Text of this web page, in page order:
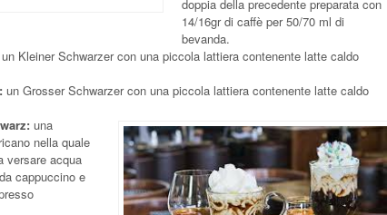
doppia della precedente preparata con
14/16gr di caffè per 50/70 ml di
bevanda.
un Kleiner Schwarzer con una piccola lattiera contenente latte caldo
un Grosser Schwarzer con una piccola lattiera contenente latte caldo
una
nella quale
versare acqua
cappuccino e